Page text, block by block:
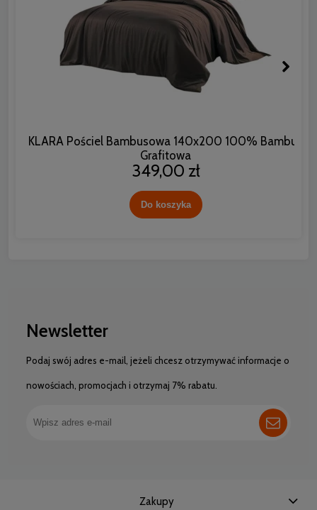
KLARA Pościel Bambusowa 140x200 100% Bambus
Grafitowa
349,00 zł
Do koszyka
Newsletter
Podaj swój adres e-mail, jeżeli chcesz otrzymywać informacje o
nowościach, promocjach i otrzymaj 7% rabatu.
Zakupy